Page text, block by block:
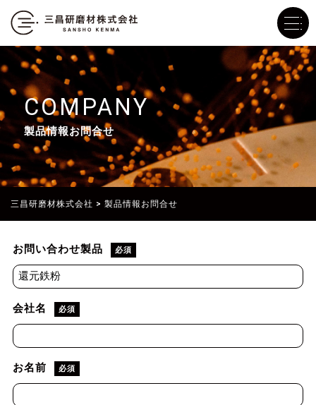
COMPANY
製品情報お問合せ
三昌研磨材株式会社 > 製品情報お問合せ
お問い合わせ製品 必須
会社名 必須
お名前 必須